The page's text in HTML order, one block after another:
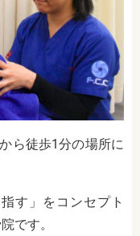
ら徒歩1分の場所に
す」をコンセプト
です。